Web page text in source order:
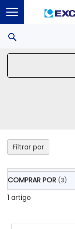
1 artigo
Filtrar por
COMPRAR POR